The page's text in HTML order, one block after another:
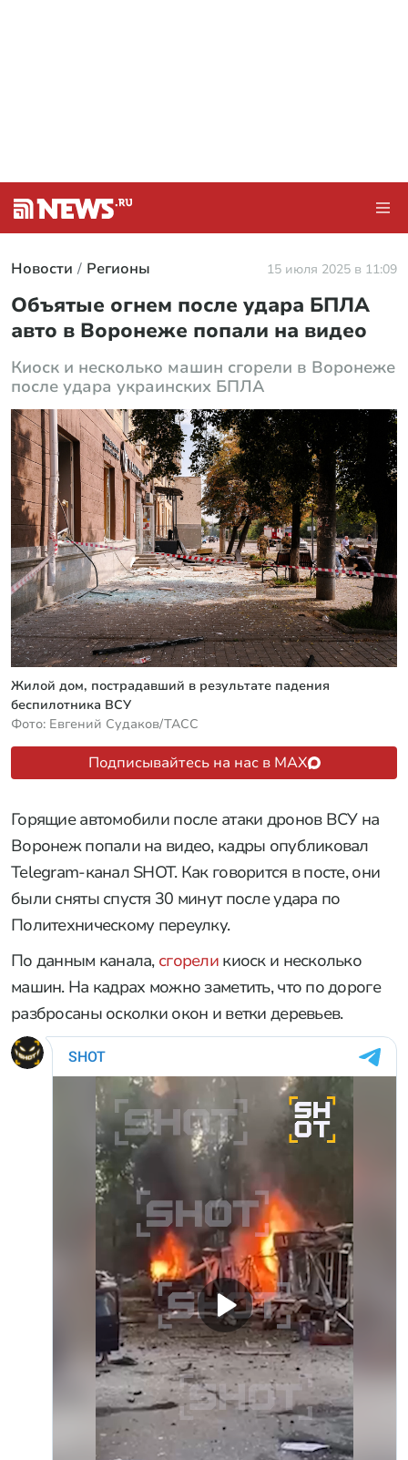
Новости Регионы 15 июля 2025 в 11:09
Объятые огнем после удара БПЛА
авто в Воронеже попали на видео
Киоск и несколько машин сгорели в Воронеже
после удара украинских БПЛА
Жилой дом, пострадавший в результате падения
беспилотника ВСУ
Фото: Евгений Судаков/ТАСС
Подписывайтесь на нас в MAX
Горящие автомобили после атаки дронов ВСУ на
Воронеж попали на видео, кадры опубликовал
Telegram-канал SHOT. Как говорится в посте, они
были сняты спустя 30 минут после удара по
Политехническому переулку.
По данным канала, сгорели киоск и несколько
машин. На кадрах можно заметить, что по дороге
разбросаны осколки окон и ветки деревьев.